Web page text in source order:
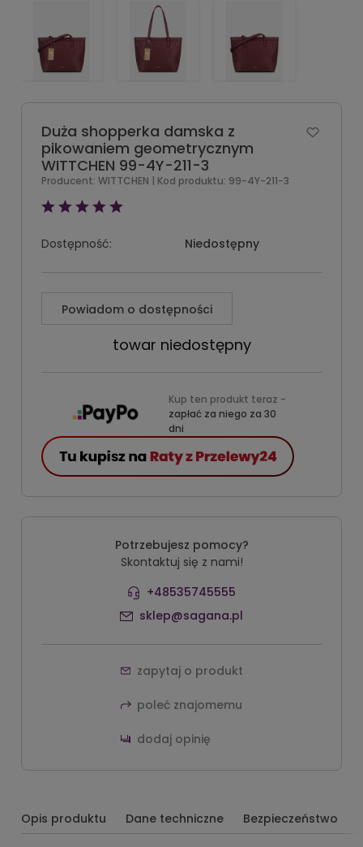
Duża shopperka damska z
pikowaniem geometrycznym
WITTCHEN 99-4Y-211-3
Producent: WITTCHEN | Kod produktu: 99-4Y-211-3
Dostępność: Niedostępny
Powiadom o dostępności
towar niedostępny
Kup ten produkt teraz -
zapłać za niego za 30
dni
Potrzebujesz pomocy?
Skontaktuj się z nami!
+48535745555
sklep@sagana.pl
zapytaj o produkt
poleć znajomemu
dodaj opinię
Opis produktu Dane techniczne Bezpieczeństwo